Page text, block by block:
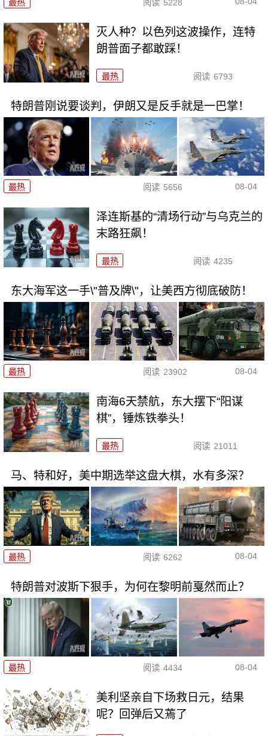
最热 阅读 5228
灭人种？以色列这波操作，连特
朗普面子都敢踩！
最热 阅读 6793
特朗普刚说要谈判，伊朗又是反手就是一巴掌！
最热 阅读 5656 08-04
泽连斯基的“清场行动”与乌克兰的
末路狂飙！
最热 阅读 4235
东大海军这一手\"普及牌\"，让美西方彻底破防！
最热 阅读 23902 08-04
南海6天禁航，东大摆下“阳谋
棋”，锤炼铁拳头！
最热 阅读 21011
马、特和好，美中期选举这盘大棋，水有多深？
最热 阅读 6262 08-04
特朗普对波斯下狠手，为何在黎明前戛然而止？
最热 阅读 4434 08-04
美利坚亲自下场救日元，结果
呢？回弹后又蔫了